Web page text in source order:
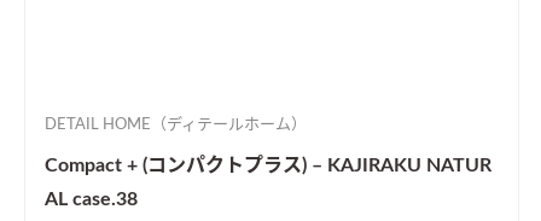
DETAIL HOME（ディテールホーム）
Compact + (コンパクトプラス) – KAJIRAKU NATUR
AL case.38